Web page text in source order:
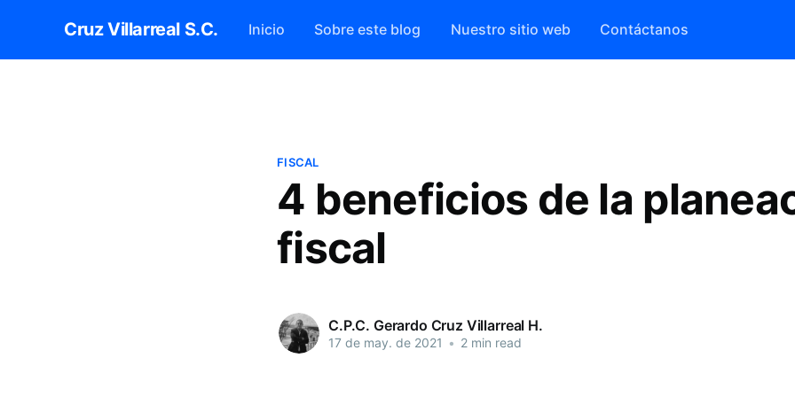
Cruz Villarreal S.C. Inicio Sobre este blog Nuestro sitio web Contáctanos
FISCAL
4 beneficios de la
fiscal
C.P.C. Gerardo Cruz Villarreal H.
17 de may. de 2021 • 2 min read